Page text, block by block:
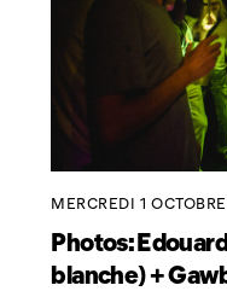
MERCREDI 1
Photos:
blanche) +